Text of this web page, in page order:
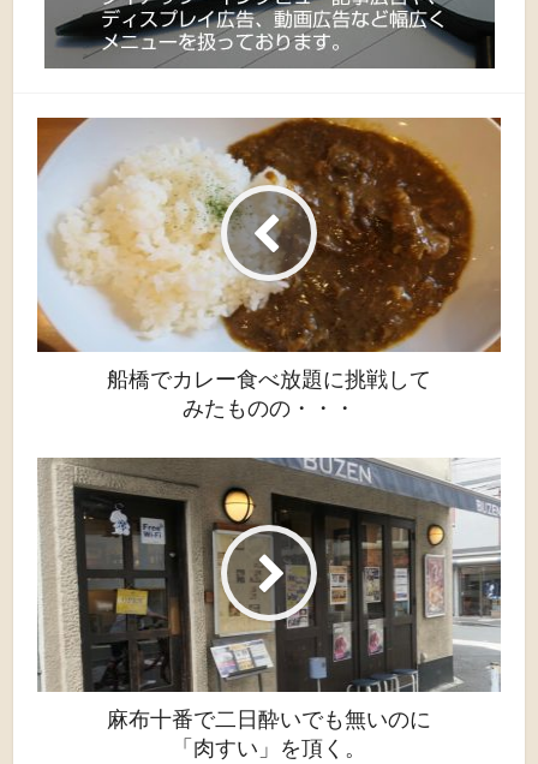
船橋でカレー食べ放題に挑戦して
みたものの・・・
麻布十番で二日酔いでも無いのに
「肉すい」を頂く。